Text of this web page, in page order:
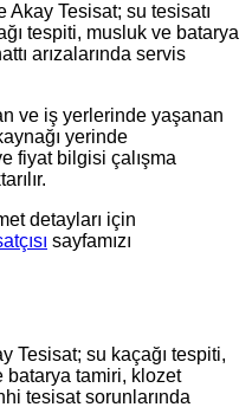
Tesisat; su tesisatı
tespiti, musluk ve batarya
arızalarında servis
ve iş yerlerinde yaşanan
yerinde
fiyat bilgisi çalışma
detayları için
sayfamızı
Tesisat; su kaçağı tespiti,
batarya tamiri, klozet
tesisat sorunlarında